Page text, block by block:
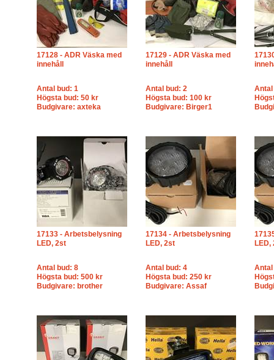
17128 - ADR Väska med
innehåll
Antal bud: 1
Högsta bud: 50 kr
Budgivare: axteka
17129 - ADR Väska med
innehåll
Antal bud: 2
Högsta bud: 100 kr
Budgivare: Birger1
Antal
17133 - Arbetsbelysning
LED, 2st
Antal bud: 8
Högsta bud: 500 kr
Budgivare: brother
17134 - Arbetsbelysning
LED, 2st
Antal bud: 4
Högsta bud: 250 kr
Budgivare: Assaf
LED,
Antal